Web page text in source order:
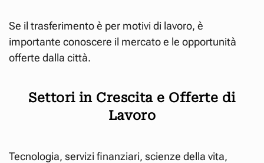
Se il trasferimento è per motivi di lavoro, è
importante conoscere il mercato e le opportunità
offerte dalla città.
Settori in Crescita e Offerte di
Lavoro
Tecnologia, servizi finanziari, scienze della vita,